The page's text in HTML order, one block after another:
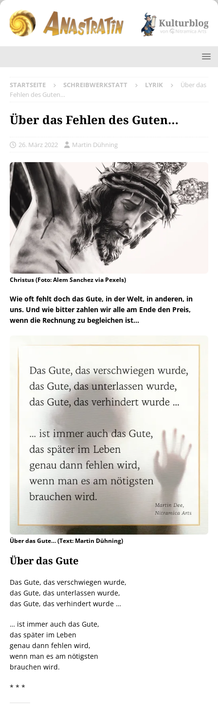
STARTSEITE SCHREIBWERKSTATT LYRIK
Über das
Fehlen des Guten…
Über das Fehlen des Guten…
26. März 2022 Martin Dühning
Christus (Foto: Alem Sanchez via Pexels)
Wie oft fehlt doch das Gute, in der Welt, in anderen, in
uns. Und wie bitter zahlen wir alle am Ende den Preis,
wenn die Rechnung zu begleichen ist…
Über das Gute… (Text: Martin Dühning)
Über das Gute
Das Gute, das verschwiegen wurde,
das Gute, das unterlassen wurde,
das Gute, das verhindert wurde …
… ist immer auch das Gute,
das später im Leben
genau dann fehlen wird,
wenn man es am nötigsten
brauchen wird.
* * *